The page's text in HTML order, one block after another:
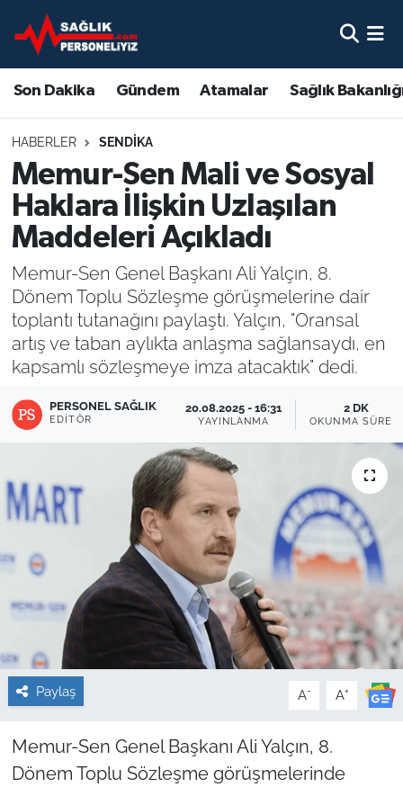
Son Dakika Gündem Atamalar Sağlık
HABERLER SENDIKA
Memur-Sen Mali ve Sosyal
Haklara İlişkin Uzlaşılan
Maddeleri Açıkladı
Memur-Sen Genel Başkanı Ali Yalçın, 8.
Dönem Toplu Sözleşme görüşmelerine dair
toplantı tutanağını paylaştı. Yalçın, "Oransal
artış ve taban aylıkta anlaşma sağlansaydı, en
kapsamlı sözleşmeye imza atacaktık" dedi.
PERSONEL SAĞLIK
EDITÖR
20.08.2025 - 16:31
YAYINLANMA
2 DK
OKUNMA SÜRESI
Paylaş A- A+
Memur-Sen Genel Başkanı Ali Yalçın, 8.
Dönem Toplu Sözleşme görüşmelerinde
Son Dakika
Gündem
Sağlık Bakanlığı
Mevzuat
Sendika
Sağlık Personeli Alımı
Güncel
Kamu Alımları
Nöbetçi Eczaneler
Hava Durumu
Namaz Vakitleri
Trafik Durumu
Süper Lig Puan Durumu ve Fikstür
Tüm Manşetler
Son Dakika Haberleri